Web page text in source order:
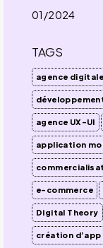
01/2024
TAGS
agence digitale
agence UX-UI
application
e-commerce
Digital Theory
création d’app